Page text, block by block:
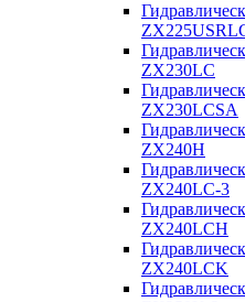
ZX230LC
ZX230LCSA
ZX240H
ZX240LC-3
ZX240LCH
ZX240LCK